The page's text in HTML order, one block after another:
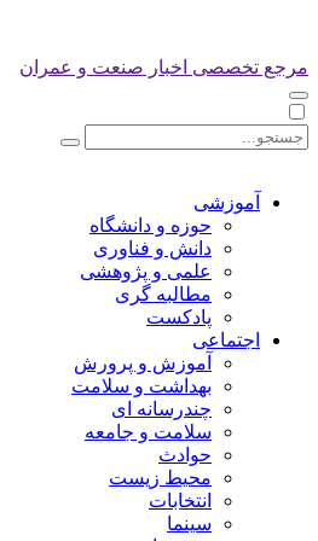
مرجع تخصصی اخبار صنعت و عمران
آموزشی
حوزه و دانشگاه
دانش و فناوری
علمی و پژوهشی
مطالبه گری
پادکست
اجتماعی
آموزش و پرورش
بهداشت و سلامت
چندرسانه ای
سلامت و جامعه
حوادث
محیط زیست
انتخابات
سینما